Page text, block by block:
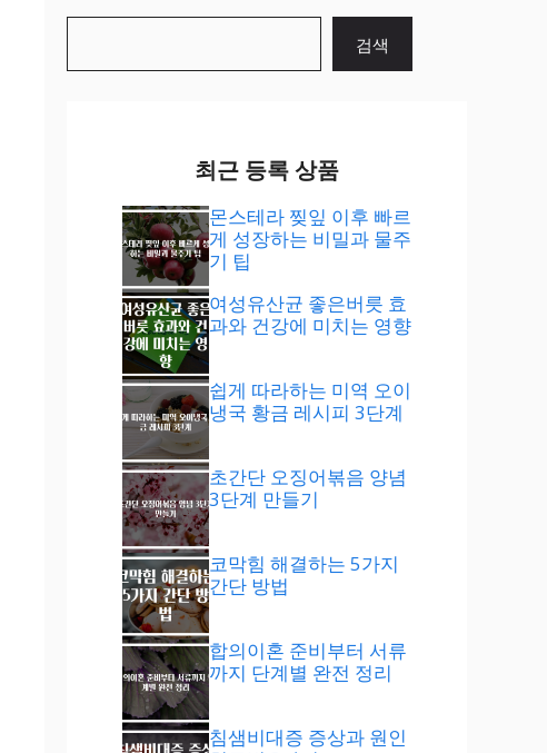
검색
최근 등록 상품
몬스테라 찢잎 이후 빠르
게 성장하는 비밀과 물주
기 팁
여성유산균 좋은버릇 효
과와 건강에 미치는 영향
쉽게 따라하는 미역 오이
냉국 황금 레시피 3단계
초간단 오징어볶음 양념
3단계 만들기
코막힘 해결하는 5가지
간단 방법
합의이혼 준비부터 서류
까지 단계별 완전 정리
침샘비대증 증상과 원인